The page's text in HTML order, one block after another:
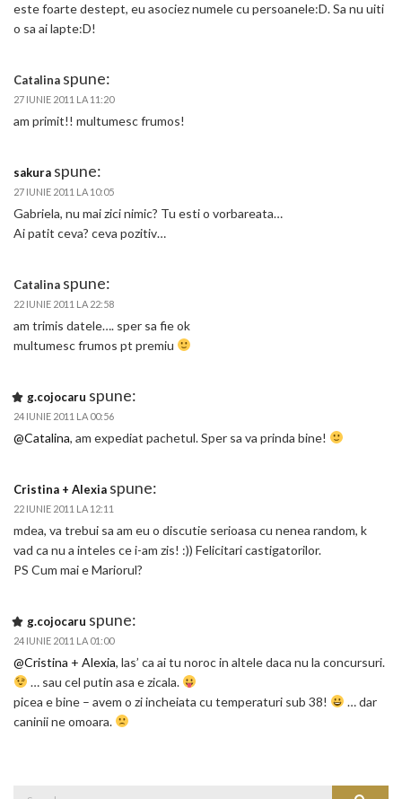
este foarte destept, eu asociez numele cu persoanele:D. Sa nu uiti
o sa ai lapte:D!
Catalina spune:
27 IUNIE 2011 LA 11:20
am primit!! multumesc frumos!
sakura spune:
27 IUNIE 2011 LA 10:05
Gabriela, nu mai zici nimic? Tu esti o vorbareata…
Ai patit ceva? ceva pozitiv…
Catalina spune:
22 IUNIE 2011 LA 22:58
am trimis datele…. sper sa fie ok
multumesc frumos pt premiu
g.cojocaru spune:
24 IUNIE 2011 LA 00:56
@Catalina, am expediat pachetul. Sper sa va prinda bine!
Cristina + Alexia spune:
22 IUNIE 2011 LA 12:11
mdea, va trebui sa am eu o discutie serioasa cu nenea random, k
vad ca nu a inteles ce i-am zis! :)) Felicitari castigatorilor.
PS Cum mai e Mariorul?
g.cojocaru spune:
24 IUNIE 2011 LA 01:00
@Cristina + Alexia, las’ ca ai tu noroc in altele daca nu la concursuri.
… sau cel putin asa e zicala.
picea e bine – avem o zi incheiata cu temperaturi sub 38!
… dar
caninii ne omoara.